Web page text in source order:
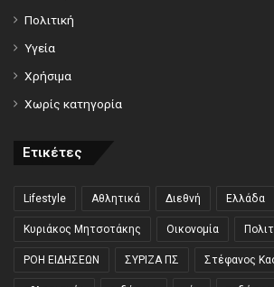
Πολιτική
Υγεία
Χρήσιμα
Χωρίς κατηγορία
Ετικέτες
Lifestyle Αθλητικά Διεθνή Ελλάδα
Κυριάκος Μητσοτάκης Οικονομία
ΡΟΗ ΕΙΔΗΣΕΩΝ ΣΥΡΙΖΑ ΠΣ Στέφανος